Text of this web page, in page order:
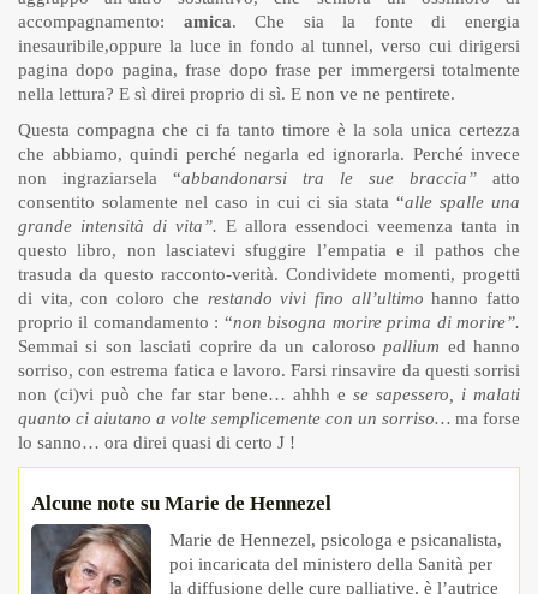
accompagnamento: amica. Che sia la fonte di energia
inesauribile,oppure la luce in fondo al tunnel, verso cui dirigersi
pagina dopo pagina, frase dopo frase per immergersi totalmente
nella lettura? E sì direi proprio di sì. E non ve ne pentirete.
Questa compagna che ci fa tanto timore è la sola unica certezza
che abbiamo, quindi perché negarla ed ignorarla. Perché invece
non ingraziarsela “abbandonarsi tra le sue braccia” atto
consentito solamente nel caso in cui ci sia stata “alle spalle una
grande intensità di vita”. E allora essendoci veemenza tanta in
questo libro, non lasciatevi sfuggire l’empatia e il pathos che
trasuda da questo racconto-verità. Condividete momenti, progetti
di vita, con coloro che restando vivi fino all’ultimo hanno fatto
proprio il comandamento : “non bisogna morire prima di morire”.
Semmai si son lasciati coprire da un calorosopallium ed hanno
sorriso, con estrema fatica e lavoro. Farsi rinsavire da questi sorrisi
non (ci)vi può che far star bene… ahhh e se sapessero, i malati
quanto ci aiutano a volte semplicemente con un sorriso… ma forse
lo sanno… ora direi quasi di certo J !
Alcune note su Marie de Hennezel
Marie de Hennezel, psicologa e psicanalista,
poi incaricata del ministero della Sanità per
la diffusione delle cure palliative, è l’autrice